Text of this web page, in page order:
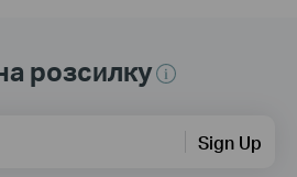
розсилку
Sign Up